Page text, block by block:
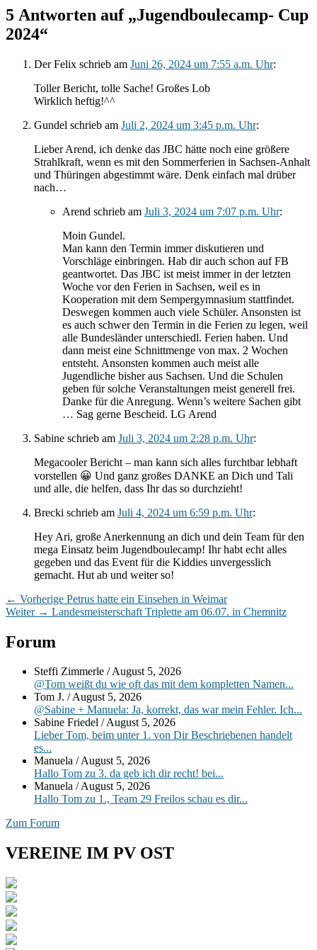
5 Antworten auf „Jugendboulecamp- Cup
2024“
Der Felix schrieb am Juni 26, 2024 um 7:55 a.m. Uhr:
Toller Bericht, tolle Sache! Großes Lob
Wirklich heftig!^^
Gundel schrieb am Juli 2, 2024 um 3:45 p.m. Uhr:
Lieber Arend, ich denke das JBC hätte noch eine größere
Strahlkraft, wenn es mit den Sommerferien in Sachsen-Anhalt
und Thüringen abgestimmt wäre. Denk einfach mal drüber
nach…
Arend schrieb am Juli 3, 2024 um 7:07 p.m. Uhr:
Moin Gundel.
Man kann den Termin immer diskutieren und
Vorschläge einbringen. Hab dir auch schon auf FB
geantwortet. Das JBC ist meist immer in der letzten
Woche vor den Ferien in Sachsen, weil es in
Kooperation mit dem Sempergymnasium stattfindet.
Deswegen kommen auch viele Schüler. Ansonsten ist
es auch schwer den Termin in die Ferien zu legen, weil
alle Bundesländer unterschiedl. Ferien haben. Und
dann meist eine Schnittmenge von max. 2 Wochen
entsteht. Ansonsten kommen auch meist alle
Jugendliche bisher aus Sachsen. Und die Schulen
geben für solche Veranstaltungen meist generell frei.
Danke für die Anregung. Wenn’s weitere Sachen gibt
… Sag gerne Bescheid. LG Arend
Sabine schrieb am Juli 3, 2024 um 2:28 p.m. Uhr:
Megacooler Bericht – man kann sich alles furchtbar lebhaft
vorstellen 😀 Und ganz großes DANKE an Dich und Tali
und alle, die helfen, dass Ihr das so durchzieht!
Brecki schrieb am Juli 4, 2024 um 6:59 p.m. Uhr:
Hey Ari, große Anerkennung an dich und dein Team für den
mega Einsatz beim Jugendboulecamp! Ihr habt echt alles
gegeben und das Event für die Kiddies unvergesslich
gemacht. Hut ab und weiter so!
Beitragsnavigation
← Vorherige Vorheriger
Beitrag:
Petrus hatte ein Einsehen in Weimar
Weiter → Nächster
Landesmeisterschaft Triplette am 06.07. in Chemnitz
Primärer
Widgetbereich
Forum
Steffi Zimmerle /August 5, 2026
@Tom weißt du wie oft das mit dem kompletten Namen...
Tom J. /August 5, 2026
@Sabine + Manuela: Ja, korrekt, das war mein Fehler. Ich...
Sabine Friedel /August 5, 2026
Lieber Tom, beim unter 1. von Dir Beschriebenen handelt
es...
Manuela /August 5, 2026
Hallo Tom zu 3. da geb ich dir recht! bei...
Manuela /August 5, 2026
Hallo Tom zu 1., Team 29 Freilos schau es dir...
Zum Forum
VEREINE IM PV OST